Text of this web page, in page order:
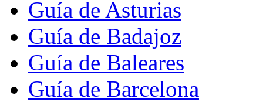
Guía de Asturias
Guía de Badajoz
Guía de Baleares
Guía de Barcelona